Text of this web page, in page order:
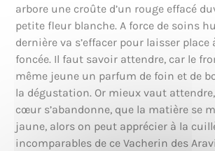
arbore une croûte d’un rouge effacé
petite fleur blanche. A force de soins
dernière va s’effacer pour laisser place
foncée. Il faut savoir attendre, car le
même jeune un parfum de foin et de
la dégustation. Or mieux vaut
cœur s’abandonne, que la matière se
jaune, alors on peut apprécier à la
incomparables de ce Vacherin des